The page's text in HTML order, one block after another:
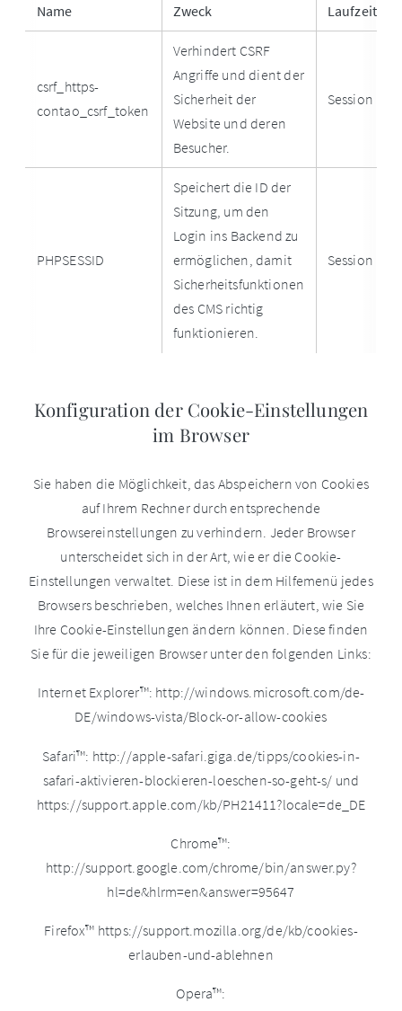
Name Zweck Laufzeit
csrf_https-
contao_csrf_token
Verhindert CSRF
Angriffe und dient der
Sicherheit der
Website und deren
Besucher.
Session
PHPSESSID
Speichert die ID der
Sitzung, um den
Login ins Backend zu
ermöglichen, damit
Sicherheitsfunktionen
des CMS richtig
funktionieren.
Session
Konfiguration der Cookie-Einstellungen
im Browser
Sie haben die Möglichkeit, das Abspeichern von Cookies
auf Ihrem Rechner durch entsprechende
Browsereinstellungen zu verhindern. Jeder Browser
unterscheidet sich in der Art, wie er die Cookie-
Einstellungen verwaltet. Diese ist in dem Hilfemenü jedes
Browsers beschrieben, welches Ihnen erläutert, wie Sie
Ihre Cookie-Einstellungen ändern können. Diese finden
Sie für die jeweiligen Browser unter den folgenden Links:
Internet Explorer™: http://windows.microsoft.com/de-
DE/windows-vista/Block-or-allow-cookies
Safari™: http://apple-safari.giga.de/tipps/cookies-in-
safari-aktivieren-blockieren-loeschen-so-geht-s/ und
https://support.apple.com/kb/PH21411?locale=de_DE
Chrome™:
http://support.google.com/chrome/bin/answer.py?
hl=de&hlrm=en&answer=95647
Firefox™ https://support.mozilla.org/de/kb/cookies-
erlauben-und-ablehnen
Opera™: